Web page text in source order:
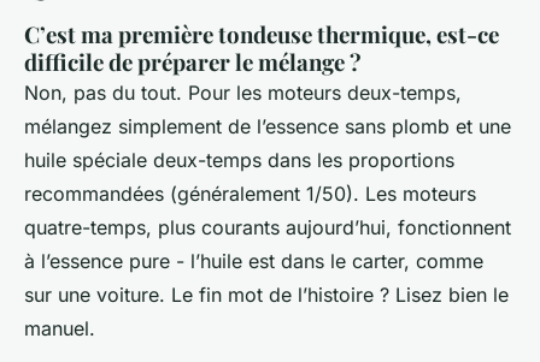
C’est ma première tondeuse thermique, est-ce
difficile de préparer le mélange ?
Non, pas du tout. Pour les moteurs deux-temps,
mélangez simplement de l’essence sans plomb et une
huile spéciale deux-temps dans les proportions
recommandées (généralement 1/50). Les moteurs
quatre-temps, plus courants aujourd’hui, fonctionnent
à l’essence pure - l’huile est dans le carter, comme
sur une voiture. Le fin mot de l’histoire ? Lisez bien le
manuel.